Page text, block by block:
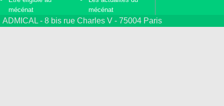
mécénat
mécénat
ADMICAL - 8 bis rue Charles V - 75004 Paris